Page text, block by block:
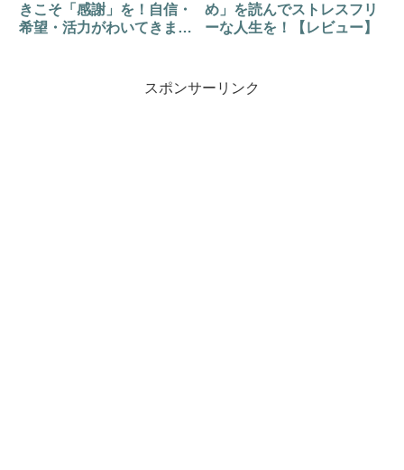
きこそ「感謝」を！自信・
希望・活力がわいてきま
め」を読んでストレスフリ
ーな人生を！【レビュー】
スポンサーリンク